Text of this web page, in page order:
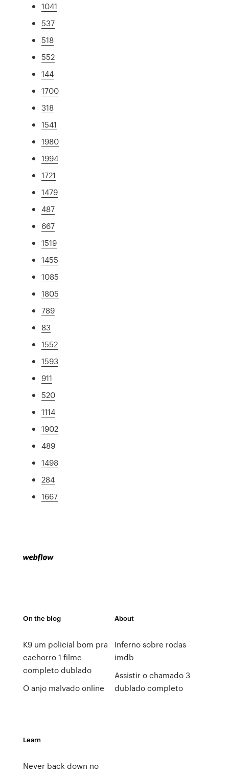
1041
537
518
552
144
1700
318
1541
1980
1994
1721
1479
487
667
1519
1455
1085
1805
789
83
1552
1593
911
520
1114
1902
489
1498
284
1667
On the blog
K9 um policial bom pra
cachorro 1 filme
completo dublado
O anjo malvado online
About
Inferno sobre rodas
imdb
Assistir o chamado 3
dublado completo
Learn
Never back down no